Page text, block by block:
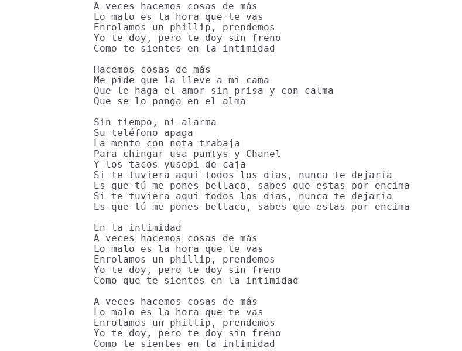
A veces hacemos cosas de más
Lo malo es la hora que te vas
Enrolamos un phillip, prendemos
Yo te doy, pero te doy sin freno
Como te sientes en la intimidad
Hacemos cosas de más
Me pide que la lleve a mi cama
Que le haga el amor sin prisa y con calma
Que se lo ponga en el alma
Sin tiempo, ni alarma
Su teléfono apaga
La mente con nota trabaja
Para chingar usa pantys y Chanel
Y los tacos yusepi de caja
Si te tuviera aquí todos los días, nunca te dejaría
Es que tú me pones bellaco, sabes que estas por encima
Si te tuviera aquí todos los días, nunca te dejaría
Es que tú me pones bellaco, sabes que estas por encima
En la intimidad
A veces hacemos cosas de más
Lo malo es la hora que te vas
Enrolamos un phillip, prendemos
Yo te doy, pero te doy sin freno
Como que te sientes en la intimidad
A veces hacemos cosas de más
Lo malo es la hora que te vas
Enrolamos un phillip, prendemos
Yo te doy, pero te doy sin freno
Como te sientes en la intimidad